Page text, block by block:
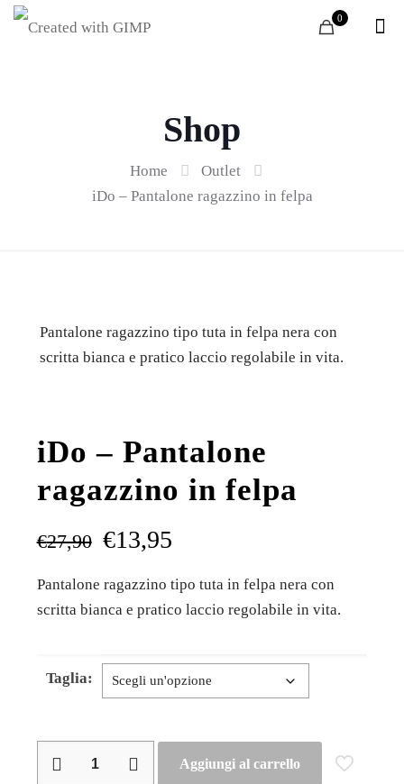
0
Shop
Home
Outlet
iDo – Pantalone ragazzino in felpa
Pantalone ragazzino tipo tuta in felpa nera con
scritta bianca e pratico laccio regolabile in vita.
iDo – Pantalone
ragazzino in felpa
€27,90 €13,95
Pantalone ragazzino tipo tuta in felpa nera con
scritta bianca e pratico laccio regolabile in vita.
Taglia:
Aggiungi al carrello